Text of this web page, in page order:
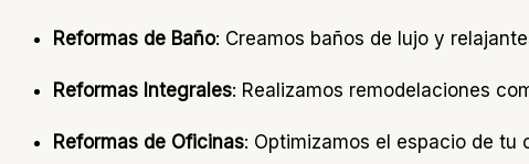
Reformas de Baño: Creamos baños de lujo y
Reformas Integrales: Realizamos remodelaciones
Reformas de Oficinas: Optimizamos el espacio de